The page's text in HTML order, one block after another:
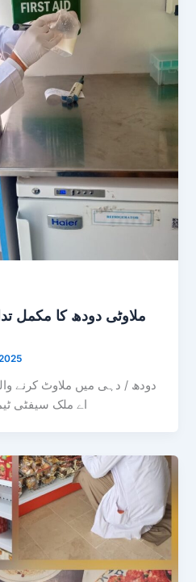
ملاوٹی دودھ کا مکمل
دودھ / دہی میں ملاوٹ کرنے
اے ملک سیفٹی